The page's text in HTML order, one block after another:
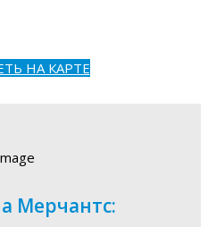
НА КАРТЕ
Мерчантс: